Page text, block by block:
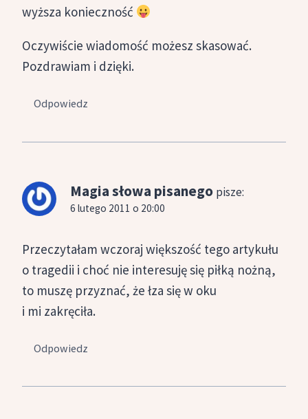
wyższa konieczność
Oczywiście wiadomość możesz skasować.
Pozdrawiam i dzięki.
Odpowiedz
Magia słowa pisanego pisze:
6 lutego 2011 o 20:00
Przeczytałam wczoraj większość tego artykułu
o tragedii i choć nie interesuję się piłką nożną,
to muszę przyznać, że łza się w oku
i mi zakręciła.
Odpowiedz